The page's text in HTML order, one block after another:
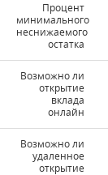
Процент
минимального
неснижаемого
остатка
Возможно ли
открытие
вклада
онлайн
Возможно ли
удаленное
открытие